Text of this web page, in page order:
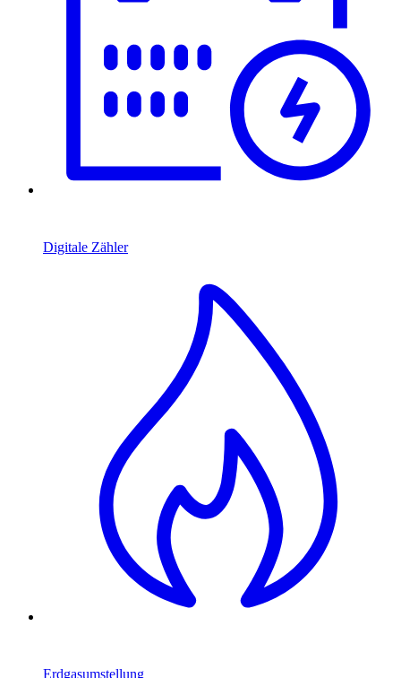
Digitale Zähler
Erdgasumstellung